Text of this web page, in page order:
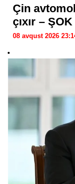
Çin
çıxır –
08 avqust 2026